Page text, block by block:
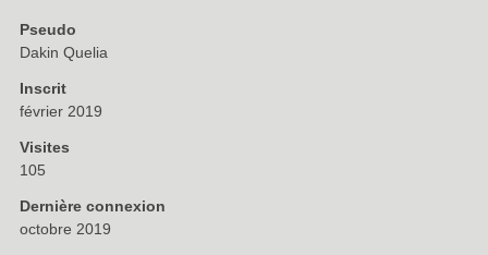
Pseudo
Dakin Quelia
Inscrit
février 2019
Visites
105
Dernière connexion
octobre 2019